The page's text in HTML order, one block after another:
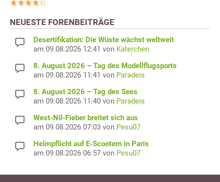
NEUESTE FORENBEITRÄGE
Desertifikation: Die Wüste wächst weltweit
am 09.08.2026 12:41 von Katerchen
8. August 2026 – Tag des Modellflugsports
am 09.08.2026 11:41 von Paradeis
8. August 2026 – Tag des Sees
am 09.08.2026 11:40 von Paradeis
West-Nil-Fieber breitet sich aus
am 09.08.2026 07:03 von Pesu07
Helmpflicht auf E-Scootern in Paris
am 09.08.2026 06:57 von Pesu07